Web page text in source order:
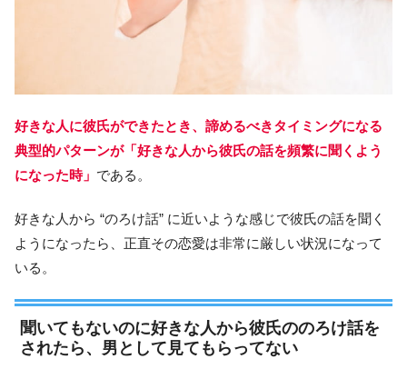
好きな人に彼氏ができたとき、諦めるべきタイミングになる
典型的パターンが「好きな人から彼氏の話を頻繁に聞くよう
になった時」 である。
好きな人から “のろけ話” に近いような感じで彼氏の話を聞く
ようになったら、正直その恋愛は非常に厳しい状況になって
いる。
聞いてもないのに好きな人から彼氏ののろけ話を
されたら、男として見てもらってない